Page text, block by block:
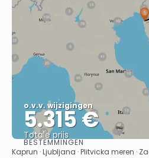
o.v.v. wijzigingen
5.315 €
Totale prijs
Bekijk
BESTEMMINGEN
Kaprun · Ljubljana · Plitvicka meren ·